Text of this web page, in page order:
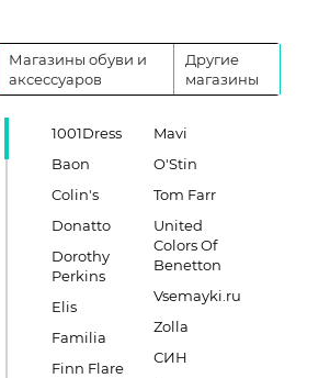
Магазины обуви и
аксессуаров
Другие
магазины
1001Dress
Baon
Colin's
Donatto
Dorothy
Perkins
Elis
Familia
Finn Flare
Mavi
O'Stin
Tom Farr
United
Colors Of
Benetton
Vsemayki.ru
Zolla
СИН